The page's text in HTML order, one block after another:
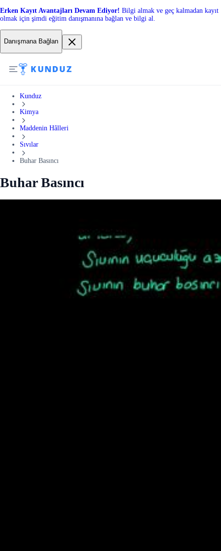
Erken Kayıt Avantajları Devam Ediyor! Bilgi almak ve geç kalmadan kayıt
olmak için şimdi eğitim danışmanına bağlan ve bilgi al.
Danışmana Bağlan
Kunduz
Kimya
Maddenin Hâlleri
Sıvılar
Buhar Basıncı
Buhar Basıncı